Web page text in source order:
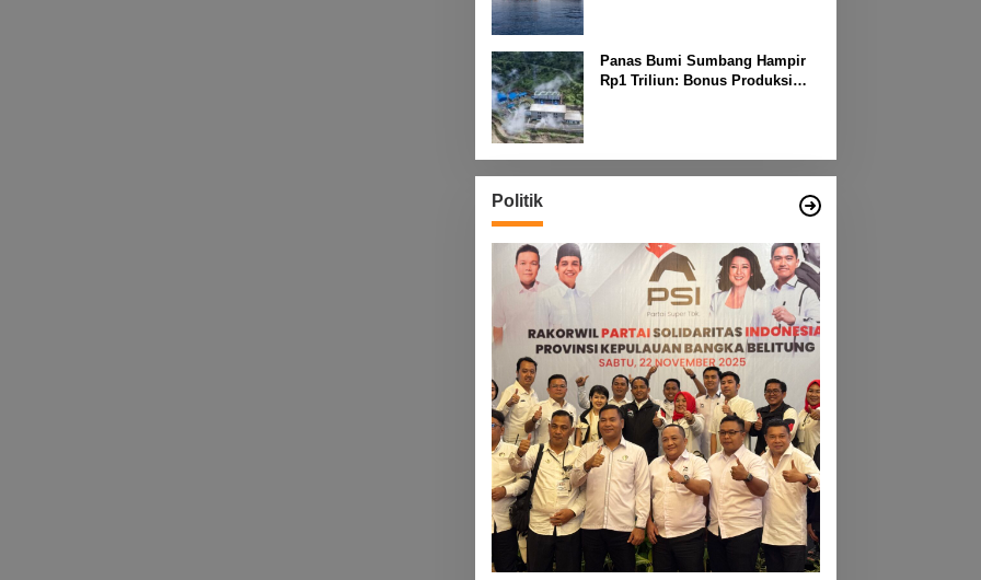
Panas Bumi Sumbang Hampir
Rp1 Triliun: Bonus Produksi
Politik